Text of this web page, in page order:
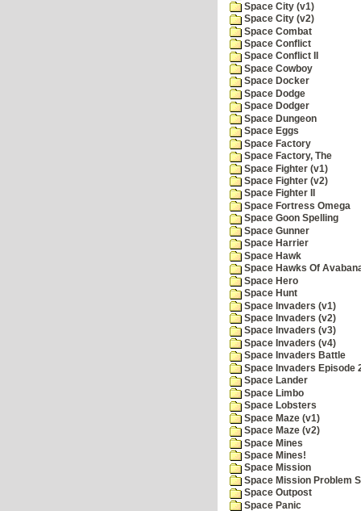
Space City (v1)
Space City (v2)
Space Combat
Space Conflict
Space Conflict II
Space Cowboy
Space Docker
Space Dodge
Space Dodger
Space Dungeon
Space Eggs
Space Factory
Space Factory, The
Space Fighter (v1)
Space Fighter (v2)
Space Fighter II
Space Fortress Omega
Space Goon Spelling
Space Gunner
Space Harrier
Space Hawk
Space Hawks Of
Space Hero
Space Hunt
Space Invaders (v1)
Space Invaders (v2)
Space Invaders (v3)
Space Invaders (v4)
Space Invaders Battle
Space Invaders Episode
Space Lander
Space Limbo
Space Lobsters
Space Maze (v1)
Space Maze (v2)
Space Mines
Space Mines!
Space Mission
Space Mission Problem
Space Outpost
Space Panic